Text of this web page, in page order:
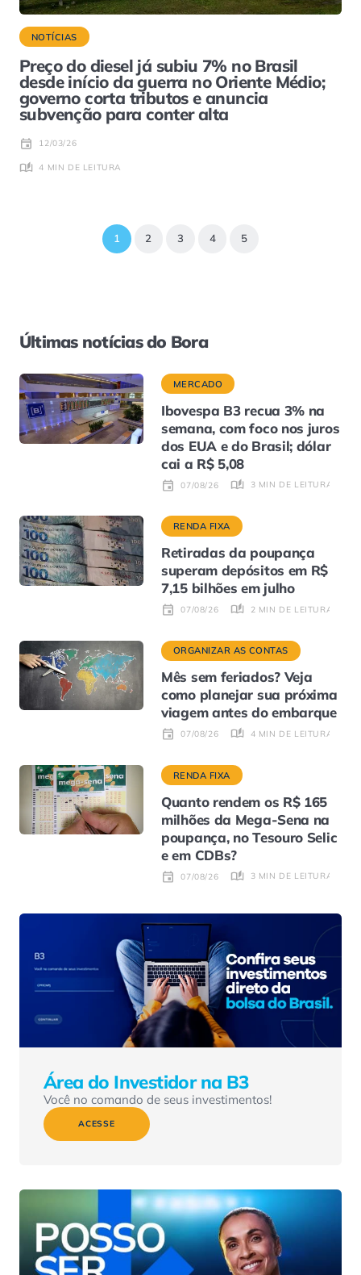
NOTÍCIAS
Preço do diesel já subiu 7% no Brasil
desde início da guerra no Oriente Médio;
governo corta tributos e anuncia
subvenção para conter alta
12/03/26
4 MIN DE LEITURA
1 2 3 4 5
Últimas notícias do Bora
MERCADO
Ibovespa B3 recua 3% na
semana, com foco nos juros
dos EUA e do Brasil; dólar
cai a R$ 5,08
07/08/26 3 MIN DE LEITURA
RENDA FIXA
Retiradas da poupança
superam depósitos em R$
7,15 bilhões em julho
07/08/26 2 MIN DE LEITURA
ORGANIZAR AS CONTAS
Mês sem feriados? Veja
como planejar sua próxima
viagem antes do embarque
07/08/26 4 MIN DE LEITURA
RENDA FIXA
Quanto rendem os R$ 165
milhões da Mega-Sena na
poupança, no Tesouro Selic
e em CDBs?
07/08/26 3 MIN DE LEITURA
Área do Investidor na B3
Você no comando de seus investimentos!
ACESSE